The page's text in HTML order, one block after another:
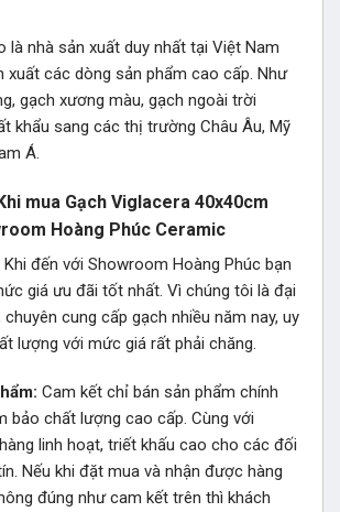
là nhà sản xuất duy nhất tại Việt Nam
xuất các dòng sản phẩm cao cấp. Như
gạch xương màu, gạch ngoài trời
khẩu sang các thị trường Châu Âu, Mỹ
Á.
mua Gạch Viglacera 40x40cm
Hoàng Phúc Ceramic
Khi đến với Showroom Hoàng Phúc bạn
giá ưu đãi tốt nhất. Vì chúng tôi là đại
chuyên cung cấp gạch nhiều năm nay, uy
lượng với mức giá rất phải chăng.
Cam kết chỉ bán sản phẩm chính
bảo chất lượng cao cấp. Cùng với
linh hoạt, triết khấu cao cho các đối
Nếu khi đặt mua và nhận được hàng
đúng như cam kết trên thì khách